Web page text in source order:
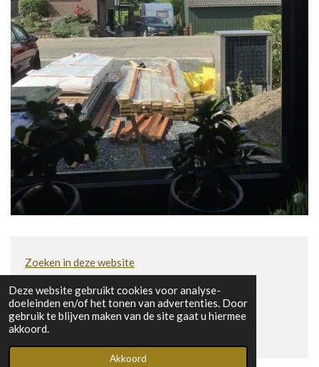
Deze website gebruikt cookies voor analyse-
doeleinden en/of het tonen van advertenties. Door
gebruik te blijven maken van de site gaat u hiermee
akkoord.
Akkoord
Zoeken in deze website
F
a
c
© 2023 Gerrit van der Beek
Powered by